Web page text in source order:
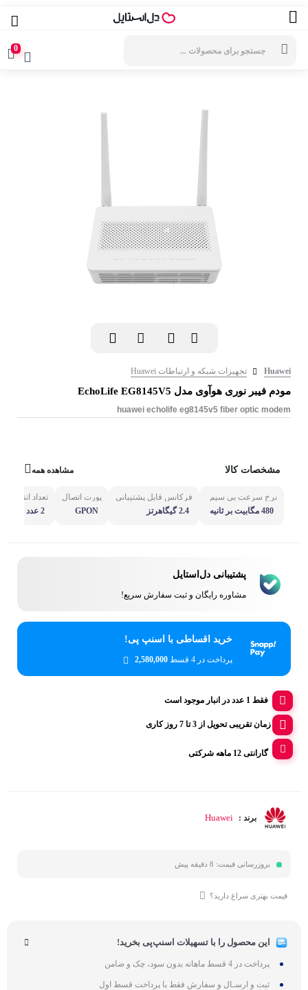
0
Huawei تجهیزات شبکه و ارتباطات Huawei
مودم فیبر نوری هوآوی مدل EchoLife EG8145V5
huawei echolife eg8145v5 fiber optic modem
مشخصات کالا مشاهده همه
نرخ سرعت بی سیم
480 مگابیت بر ثانیه
فرکانس قابل پشتیبانی
2.4 گیگاهرتز
پورت اتصال
GPON
تعداد آنتن
2 عدد
پشتیبانی دل‌استایل
مشاوره رایگان و ثبت سفارش سریع!
خرید اقساطی با اسنپ پی!
پرداخت در 4 قسط 2,580,000
فقط 1 عدد در انبار موجود است
زمان تقریبی تحویل از 3 تا 7 روز کاری
گارانتی 12 ماهه شرکتی
برند : Huawei
بروزرسانی قیمت: 8 دقیقه پیش
قیمت بهتری سراغ دارید؟
این محصول را با تسهیلات اسنپ‌پی بخرید!
پرداخت در 4 قسط ماهانه بدون سود، چک و ضامن
ثبت و ارسـال و سفارش فقط با پرداخت قسط اول